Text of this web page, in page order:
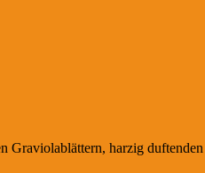
harzig